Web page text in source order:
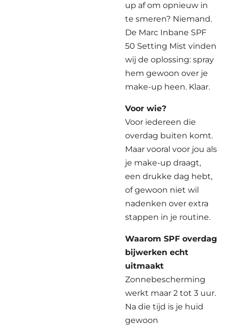
up af om opnieuw in
te smeren? Niemand.
De Marc Inbane SPF
50 Setting Mist vinden
wij de oplossing: spray
hem gewoon over je
make-up heen. Klaar.
Voor wie?
Voor iedereen die
overdag buiten komt.
Maar vooral voor jou als
je make-up draagt,
een drukke dag hebt,
of gewoon niet wil
nadenken over extra
stappen in je routine.
Waarom SPF overdag
bijwerken echt
uitmaakt
Zonnebescherming
werkt maar 2 tot 3 uur.
Na die tijd is je huid
gewoon